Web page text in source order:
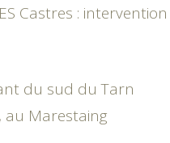
Castres : intervention
du sud du Tarn
au Marestaing